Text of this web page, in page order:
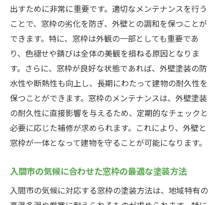
出すために非常に重要です。適切なメンテナンスを行う
ことで、窓枠の劣化を防ぎ、外壁との調和を保つことが
できます。特に、窓枠は外観の一部としても重要であ
り、色褪せや錆びは全体の美観を損ねる原因となりま
す。さらに、窓枠が良好な状態であれば、外壁塗装の防
水性や断熱性も向上し、長期にわたって建物の耐久性を
保つことができます。窓枠のメンテナンスは、外壁塗装
の耐久性に直接影響を与えるため、定期的なチェックと
必要に応じた補修が求められます。これにより、外壁と
窓枠が一体となって建物を守ることが可能になります。
入間市の気候に合わせた窓枠の最適な塗装方法
入間市の気候に対応する窓枠の塗装方法は、地域特有の